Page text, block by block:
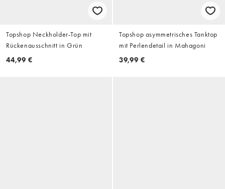
Topshop Neckholder-Top mit
Rückenausschnitt in Grün
44,99 €
Topshop asymmetrisches Tanktop
mit Perlendetail in Mahagoni
39,99 €